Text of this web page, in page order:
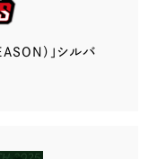
）」 シルバ